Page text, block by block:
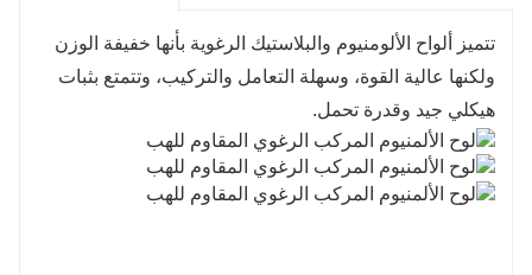
تتميز ألواح الألومنيوم والبلاستيك الرغوية بأنها خفيفة الوزن
ولكنها عالية القوة، وسهلة التعامل والتركيب، وتتمتع بثبات
هيكلي جيد وقدرة تحمل.